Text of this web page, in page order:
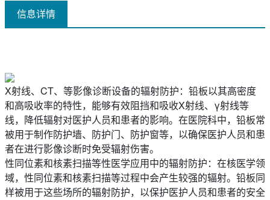
信息详情
X射线、CT、等影像诊断设备的辐射防护：铅板以其高密度
和高吸收率的特性，能够有效阻挡和吸收X射线、γ射线等
线，降低辐射对医护人员和患者的影响。在医院科中，铅板常
被用于制作防护墙、防护门、防护窗等，以确保医护人员和患
者在进行影像诊断时免受辐射伤害。
性同位素和核素扫描等性医学应用中的辐射防护：在核医学领
域，性同位素和核素扫描等过程中会产生较强的辐射。铅板同
样被用于这些场所的辐射防护，以保护医护人员和患者的安全